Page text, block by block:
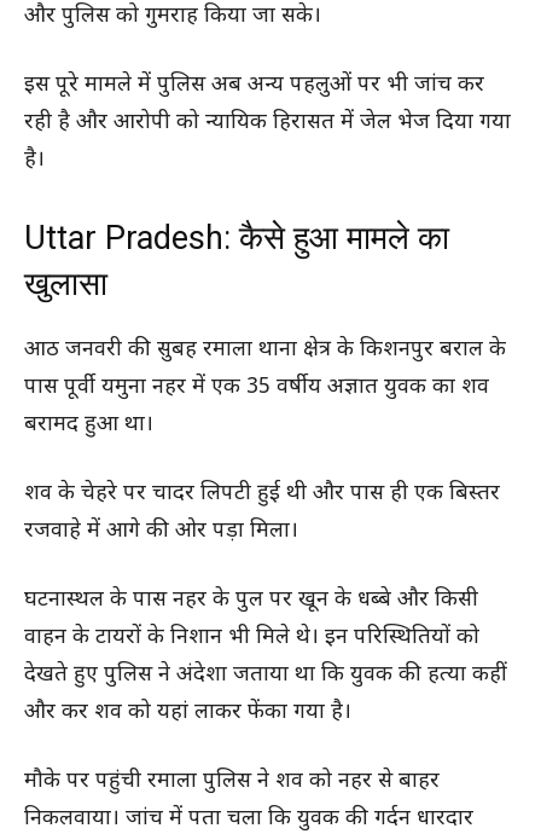
और पुलिस को गुमराह किया जा सके।
इस पूरे मामले में पुलिस अब अन्य पहलुओं पर भी जांच कर
रही है और आरोपी को न्यायिक हिरासत में जेल भेज दिया गया
है।
Uttar Pradesh: कैसे हुआ मामले का
खुलासा
आठ जनवरी की सुबह रमाला थाना क्षेत्र के किशनपुर बराल के
पास पूर्वी यमुना नहर में एक 35 वर्षीय अज्ञात युवक का शव
बरामद हुआ था।
शव के चेहरे पर चादर लिपटी हुई थी और पास ही एक बिस्तर
रजवाहे में आगे की ओर पड़ा मिला।
घटनास्थल के पास नहर के पुल पर खून के धब्बे और किसी
वाहन के टायरों के निशान भी मिले थे। इन परिस्थितियों को
देखते हुए पुलिस ने अंदेशा जताया था कि युवक की हत्या कहीं
और कर शव को यहां लाकर फेंका गया है।
मौके पर पहुंची रमाला पुलिस ने शव को नहर से बाहर
निकलवाया। जांच में पता चला कि युवक की गर्दन धारदार